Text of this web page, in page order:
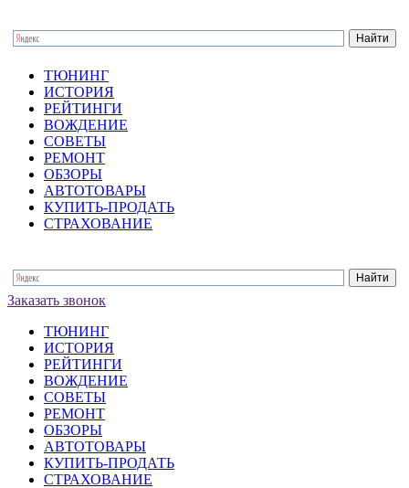
ТЮНИНГ
ИСТОРИЯ
РЕЙТИНГИ
ВОЖДЕНИЕ
СОВЕТЫ
РЕМОНТ
ОБЗОРЫ
АВТОТОВАРЫ
КУПИТЬ-ПРОДАТЬ
СТРАХОВАНИЕ
Заказать звонок
ТЮНИНГ
ИСТОРИЯ
РЕЙТИНГИ
ВОЖДЕНИЕ
СОВЕТЫ
РЕМОНТ
ОБЗОРЫ
АВТОТОВАРЫ
КУПИТЬ-ПРОДАТЬ
СТРАХОВАНИЕ